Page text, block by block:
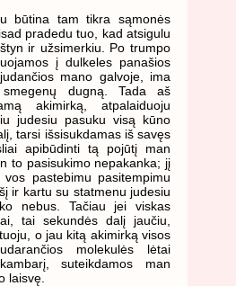
būtina tam tikra sąmonės
pradedu tuo, kad atsigulu
ir užsimerkiu. Po trumpo
į dulkeles panašios
mano galvoje, ima
dugną. Tada aš
akimirką, atpalaiduoju
judesiu pasuku visą kūno
tarsi išsisukdamas iš savęs
apibūdinti tą pojūtį man
to pasisukimo nepakanka; jį
pastebimu pasitempimu
ir kartu su statmenu judesiu
nebus. Tačiau jei viskas
tai sekundės dalį jaučiu,
o jau kitą akimirką visos
molekulės lėtai
suteikdamos man
laisvę.